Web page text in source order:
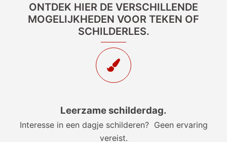
ONTDEK HIER DE VERSCHILLENDE
MOGELIJKHEDEN VOOR TEKEN OF
SCHILDERLES.
Leerzame schilderdag.
Interesse in een dagje schilderen? Geen ervaring
vereist.